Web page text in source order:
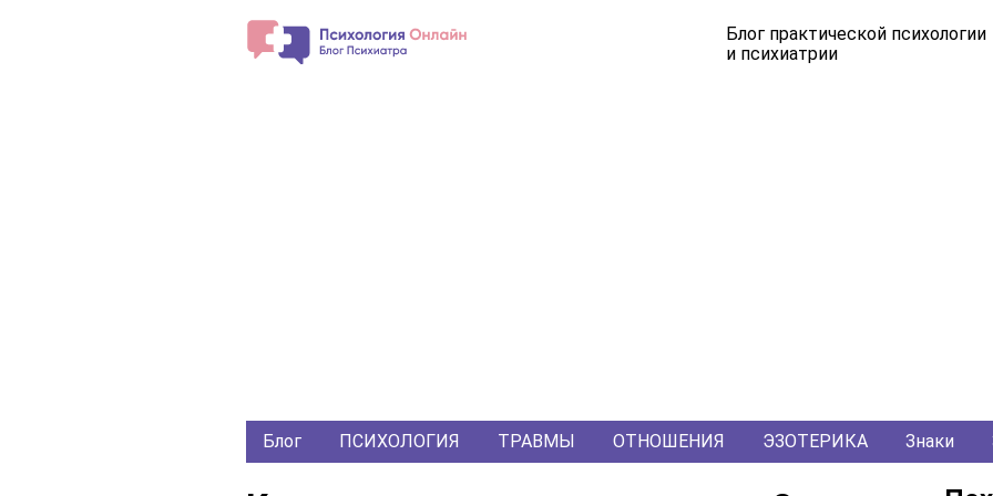
Блог практической психологии
и психиатрии
Блог ПСИХОЛОГИЯ ТРАВМЫ ОТНОШЕНИЯ ЭЗОТЕРИКА Знаки